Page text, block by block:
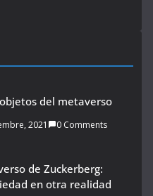
del metaverso
2021 0 Comments
de Zuckerberg:
en otra realidad